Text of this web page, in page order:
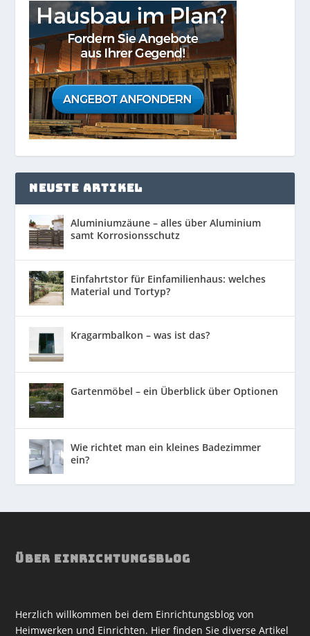
NEUSTE ARTIKEL
Aluminiumzäune – alles über Aluminium
samt Korrosionsschutz
Einfahrtstor für Einfamilienhaus: welches
Material und Tortyp?
Kragarmbalkon – was ist das?
Gartenmöbel – ein Überblick über Optionen
Wie richtet man ein kleines Badezimmer
ein?
ÜBER EINRICHTUNGSBLOG
Herzlich willkommen bei dem Einrichtungsblog von
Heimwerken und Einrichten. Hier finden Sie diverse Artikel